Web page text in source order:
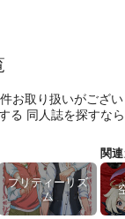
件お取り扱いがござ
る 同人誌を探すな
プリティーリズ
ム
関